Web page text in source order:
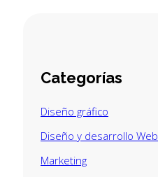
Categorías
Diseño gráfico
Diseño y desarrollo Web
Marketing